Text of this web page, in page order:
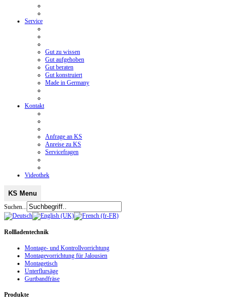
Service
Gut zu wissen
Gut aufgehoben
Gut beraten
Gut konstruiert
Made in Germany
Kontakt
Anfrage an KS
Anreise zu KS
Servicefragen
Videothek
KS Menu
Suchen...
Rollladentechnik
Montage- und Kontrollvorrichtung
Montagevorrichtung für Jalousien
Montagetisch
Unterflursäge
Gurtbandfräse
Produkte